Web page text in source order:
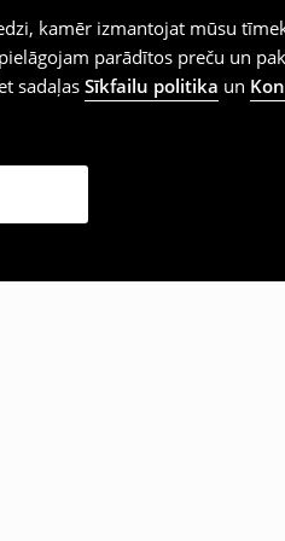
kamēr izmantojat mūsu
parādītos preču un
sadaļas Sīkfailu politika un